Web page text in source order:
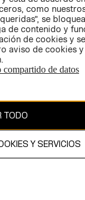
copyright y es
como
se
de contenido y
de cookies y
aviso de cookies
de datos
TODO
Y SERVICIOS